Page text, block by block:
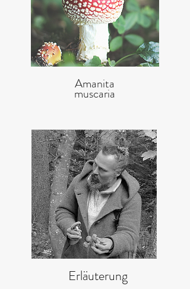
Amanita
muscaria
Erläuterung